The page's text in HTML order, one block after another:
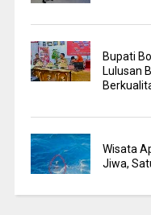
Bupati
Lulusan
Wisata
Jiwa,